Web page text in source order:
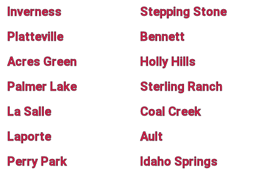
Inverness
Stepping Stone
Platteville
Bennett
Acres Green
Holly Hills
Palmer Lake
Sterling Ranch
La Salle
Coal Creek
Laporte
Ault
Perry Park
Idaho Springs